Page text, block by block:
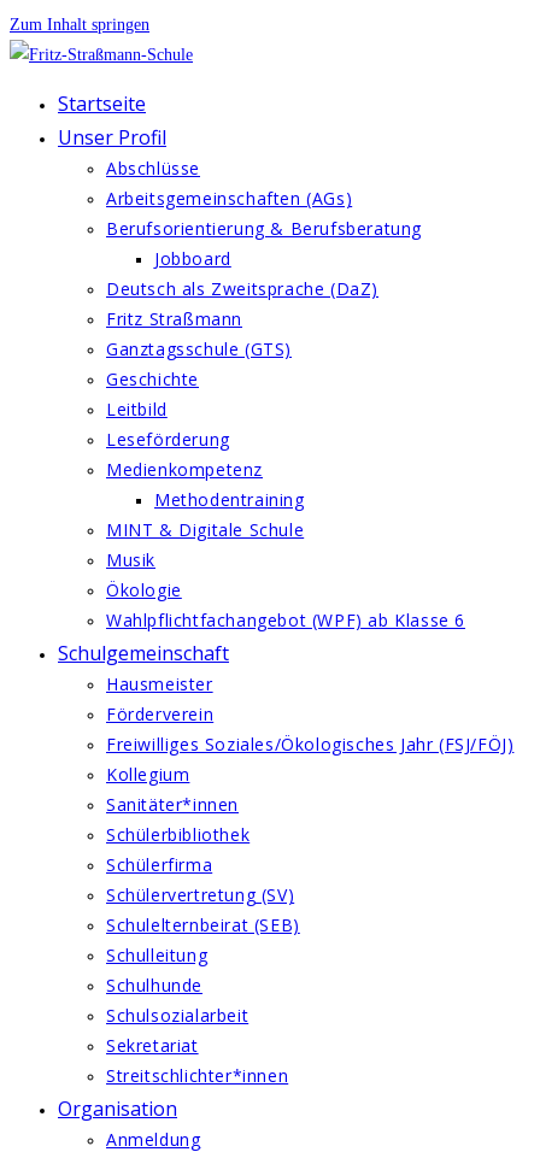
Zum Inhalt springen
Startseite
Unser Profil
Abschlüsse
Arbeitsgemeinschaften (AGs)
Berufsorientierung & Berufsberatung
Jobboard
Deutsch als Zweitsprache (DaZ)
Fritz Straßmann
Ganztagsschule (GTS)
Geschichte
Leitbild
Leseförderung
Medienkompetenz
Methodentraining
MINT & Digitale Schule
Musik
Ökologie
Wahlpflichtfachangebot (WPF) ab Klasse 6
Schulgemeinschaft
Hausmeister
Förderverein
Freiwilliges Soziales/Ökologisches Jahr (FSJ/FÖJ)
Kollegium
Sanitäter*innen
Schülerbibliothek
Schülerfirma
Schülervertretung (SV)
Schulelternbeirat (SEB)
Schulleitung
Schulhunde
Schulsozialarbeit
Sekretariat
Streitschlichter*innen
Organisation
Anmeldung